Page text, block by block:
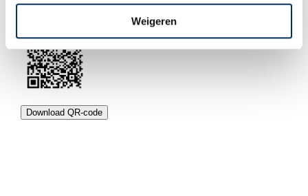
Weigeren
Deel de QR code van jouw actie:
Download QR-code
Deel deze actie op: